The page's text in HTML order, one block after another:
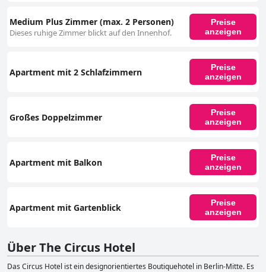
Medium Plus Zimmer (max. 2 Personen)
Dieses ruhige Zimmer blickt auf den Innenhof.
Preise
anzeigen
Apartment mit 2 Schlafzimmern
Preise
anzeigen
Großes Doppelzimmer
Preise
anzeigen
Apartment mit Balkon
Preise
anzeigen
Apartment mit Gartenblick
Preise
anzeigen
Über The Circus Hotel
Das Circus Hotel ist ein designorientiertes Boutiquehotel in Berlin-Mitte. Es